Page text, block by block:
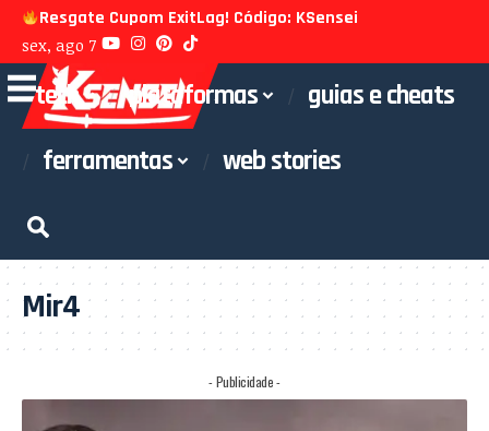
Resgate Cupom ExitLag! Código: KSensei
sex, ago 7
tech plataformas
guias e cheats
ferramentas
web stories
Mir4
- Publicidade -